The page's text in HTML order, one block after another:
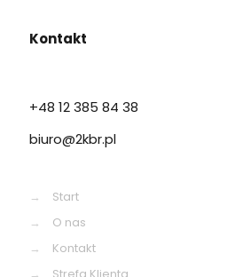
Kontakt
+48 12 385 84 38
biuro@2kbr.pl
→
Start
→
O nas
→
Kontakt